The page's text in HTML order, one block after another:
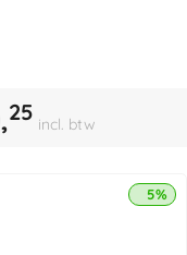
25 incl. btw
5%